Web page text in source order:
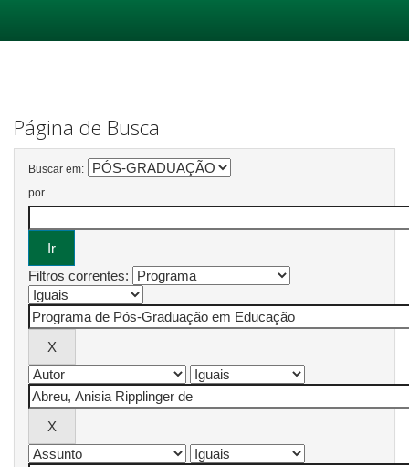
Página de Busca
Buscar em:
por
Filtros correntes: